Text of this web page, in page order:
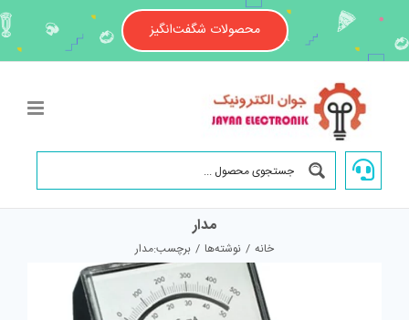
content
محصولات شگفت‌انگیز
مدار
خانه / نوشته‌ها / برچسب:مدار